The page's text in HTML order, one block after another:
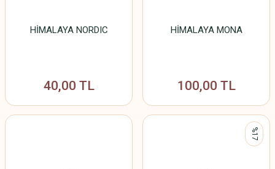
HİMALAYA NORDIC
40,00 TL
HİMALAYA MONA
100,00 TL
%17